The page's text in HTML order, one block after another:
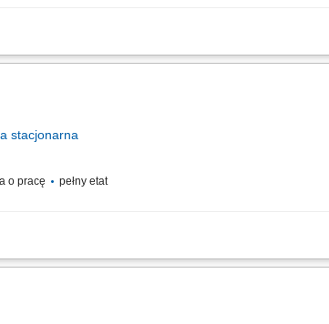
z klientami i doradztwo w zakresie rozwiązań
stacjonarna
o pracę pełny etat
a także utrzymywanie i rozwój współpracy,